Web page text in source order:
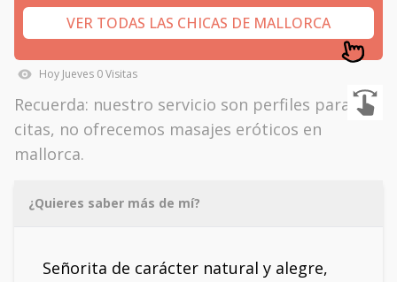
VER TODAS LAS CHICAS DE MALLORCA
Hoy Jueves 0Visitas
Recuerda: nuestro servicio son perfiles para
citas, no ofrecemos masajes eróticos en
mallorca.
¿Quieres saber más de mí?
Señorita de carácter natural y alegre,